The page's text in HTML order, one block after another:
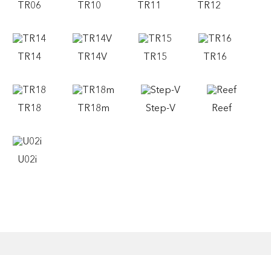
TR06 TR10 TR11 TR12
TR14 TR14V TR15 TR16
TR18 TR18m Step-V Reef
U02i